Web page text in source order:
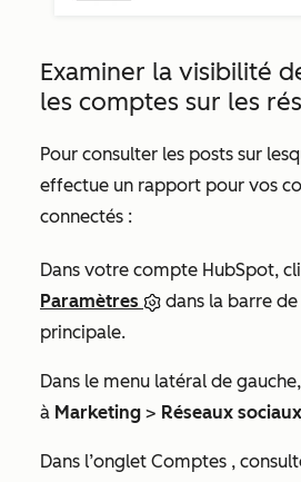
Examiner la visibilité
les comptes sur les
Pour consulter les posts sur
effectue un rapport pour vos
connectés :
Dans votre compte HubSpot,
Paramètres
dans la barre
principale.
Dans le menu latéral de
à Marketing > Réseaux sociaux
Dans l’onglet Comptes ,